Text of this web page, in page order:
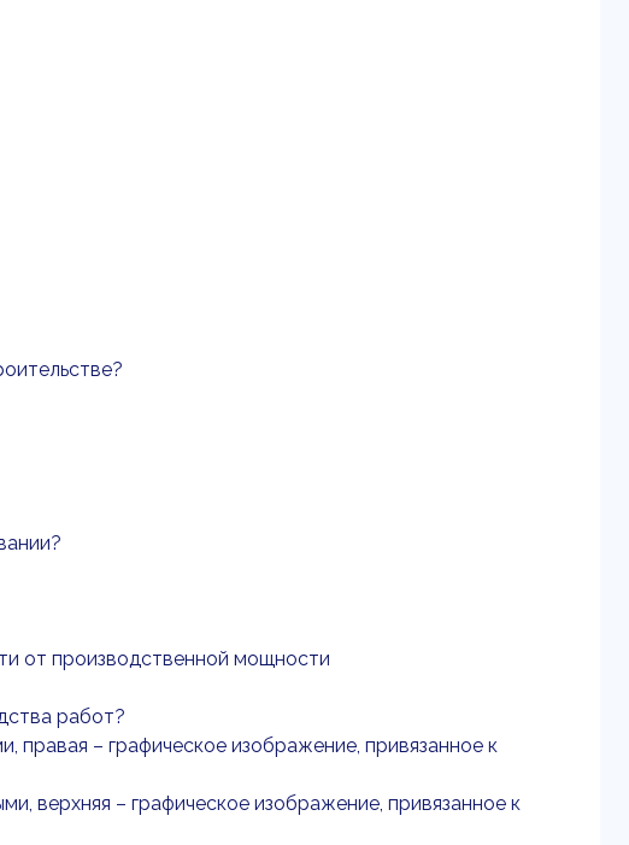
от производственной мощности
работ?
правая – графическое изображение, привязанное к
верхняя – графическое изображение, привязанное к